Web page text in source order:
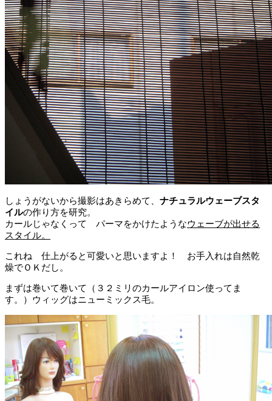
しょうがないから撮影はあきらめて、 ナチュラルウェーブスタ
イルの作り方を研究。
カールじゃなくって パーマをかけたようなウェーブが出せる
スタイル。
これね 仕上がると可愛いと思いますよ！ お手入れは自然乾
燥でＯＫだし。
まずは巻いて巻いて（３２ミリのカールアイロン使ってま
す。）ウィッグはニューミックス毛。